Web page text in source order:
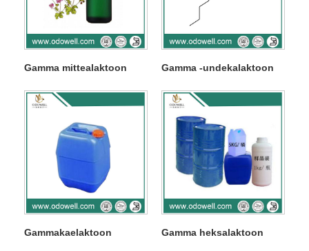
Gamma mittealaktoon Gamma -undekalaktoon
Gammakaelaktoon Gamma heksalaktoon